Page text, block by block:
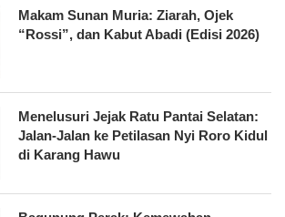
Makam Sunan Muria: Ziarah, Ojek
“Rossi”, dan Kabut Abadi (Edisi 2026)
Menelusuri Jejak Ratu Pantai Selatan:
Jalan-Jalan ke Petilasan Nyi Roro Kidul
di Karang Hawu